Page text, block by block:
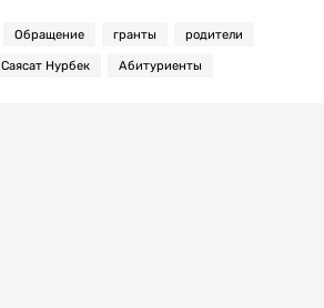
Обращение гранты родители
Саясат Нурбек Абитуриенты